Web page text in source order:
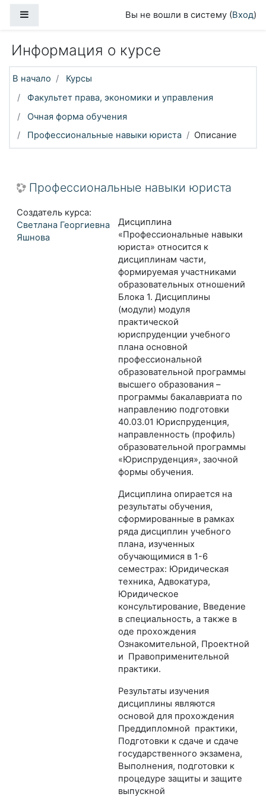
Вы не вошли в систему (Вход)
Информация о курсе
В начало
Курсы
Факультет права, экономики и управления
Очная форма обучения
Профессиональные навыки юриста
Описание
Профессиональные навыки юриста
Дисциплина
«Профессиональные навыки
юриста» относится к
дисциплинам части,
формируемая участниками
образовательных отношений
Блока 1. Дисциплины
(модули) модуля
практической
юриспруденции учебного
плана основной
профессиональной
образовательной программы
высшего образования –
программы бакалавриата по
направлению подготовки
40.03.01 Юриспруденция,
направленность (профиль)
образовательной программы
«Юриспруденция», заочной
формы обучения.
Дисциплина опирается на
результаты обучения,
сформированные в рамках
ряда дисциплин учебного
плана, изученных
обучающимися в 1-6
семестрах: Юридическая
техника, Адвокатура,
Юридическое
консультирование, Введение
в специальность, а также в
оде прохождения
Ознакомительной, Проектной
и Правоприменительной
практики.
Результаты изучения
дисциплины являются
основой для прохождения
Преддипломной практики,
Подготовки к сдаче и сдаче
государственного экзамена,
Выполнения, подготовки к
процедуре защиты и защите
выпускной
Создатель курса:
Светлана Георгиевна
Яшнова